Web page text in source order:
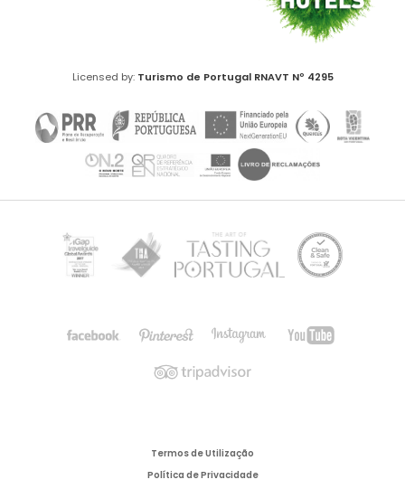
Licensed by: Turismo de Portugal RNAVT Nº 4295
Termos de Utilização
Política de Privacidade